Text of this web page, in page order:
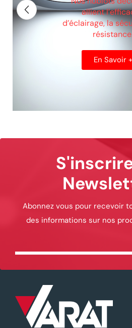
Abonnez vous pour recevoir
des informations sur nos